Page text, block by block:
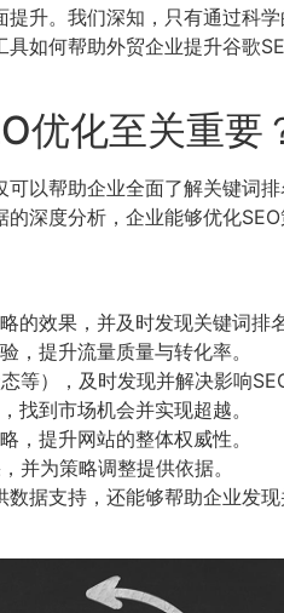
升。我们深知，只有通过科
如何帮助外贸企业提升谷歌
优化至关重要
以帮助企业全面了解关键词
深度分析，企业能够优化SEO
的效果，并及时发现关键词排
，提升流量质量与转化率。
等），及时发现并解决影响
找到市场机会并实现超越。
，提升网站的整体权威性。
并为策略调整提供依据。
据支持，还能够帮助企业发